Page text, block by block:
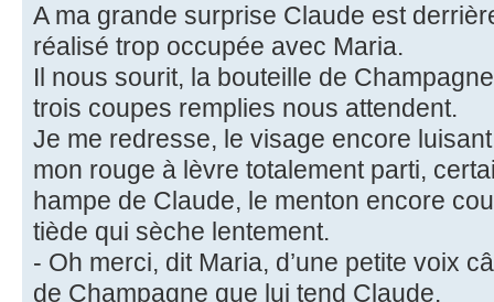
A ma grande surprise Claude est
réalisé trop occupée avec Maria.
Il nous sourit, la bouteille de
trois coupes remplies nous attendent.
Je me redresse, le visage encore
mon rouge à lèvre totalement parti,
hampe de Claude, le menton encore
tiède qui sèche lentement.
- Oh merci, dit Maria, d’une petite voix
de Champagne que lui tend Claude.